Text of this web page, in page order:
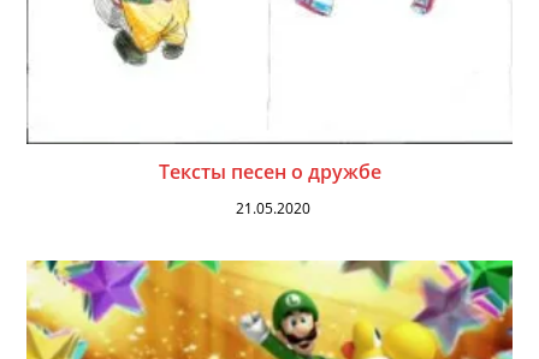
Тексты песен о дружбе
21.05.2020